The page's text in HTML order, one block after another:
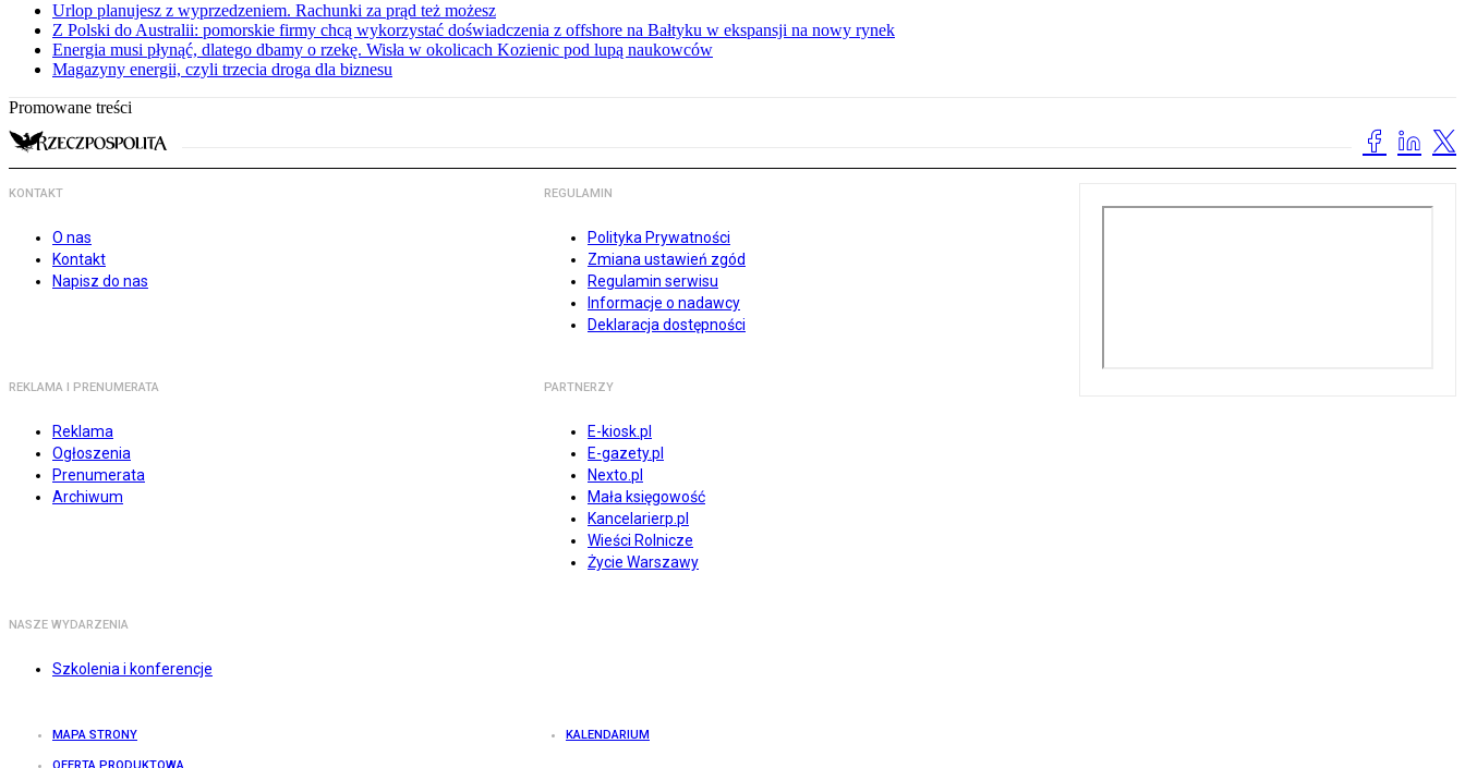
Urlop planujesz z wyprzedzeniem. Rachunki za prąd też możesz
Z Polski do Australii: pomorskie firmy chcą wykorzystać doświadczenia z offshore na Bałtyku w ekspansji na nowy rynek
Energia musi płynąć, dlatego dbamy o rzekę. Wisła w okolicach Kozienic pod lupą naukowców
Magazyny energii, czyli trzecia droga dla biznesu
Promowane treści
KONTAKT
O nas
Kontakt
Napisz do nas
REGULAMIN
Polityka Prywatności
Zmiana ustawień zgód
Regulamin serwisu
Informacje o nadawcy
Deklaracja dostępności
REKLAMA I PRENUMERATA
Reklama
Ogłoszenia
Prenumerata
Archiwum
PARTNERZY
E-kiosk.pl
E-gazety.pl
Nexto.pl
Mała księgowość
Kancelarierp.pl
Wieści Rolnicze
Życie Warszawy
NASZE WYDARZENIA
Szkolenia i konferencje
MAPA STRONY KALENDARIUM